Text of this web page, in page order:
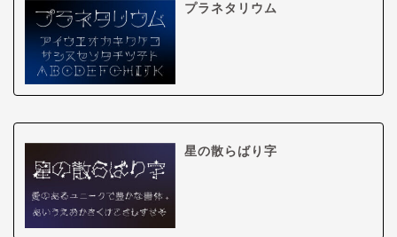
プラネタリウム
星の散らばり字